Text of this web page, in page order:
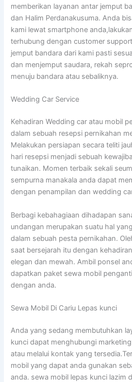
memberikan layanan antar jemput
dan Halim Perdanakusuma. Anda
kami lewat smartphone
terhubung dengan customer
jemput bandara dari kami pasti
dan menjemput saudara, rekah
menuju bandara atau sebaliknya.
Wedding Car Service
Kehadiran Wedding car atau mobil
dalam sebuah resepsi pernikahan
Melakukan persiapan secara teliti
hari resepsi menjadi sebuah
tunaikan. Momen terbaik sekali
sempurna manakala anda dapat
dengan penampilan dan wedding
Berbagi kebahagiaan dihadapan
undangan merupakan suatu hal
dalam sebuah pesta pernikahan.
saat bersejarah itu dengan
elegan dan mewah. Ambil ponsel
dapatkan paket sewa mobil
dengan anda.
Sewa Mobil Di Cariu Lepas kunci
Anda yang sedang membutuhkan
kunci dapat menghubungi
atau melalui kontak yang
mobil yang dapat anda gunakan
anda. sewa mobil lepas kunci lazim